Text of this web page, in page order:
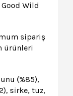
Wild
sipariş
ürünleri
(%85),
sirke, tuz,